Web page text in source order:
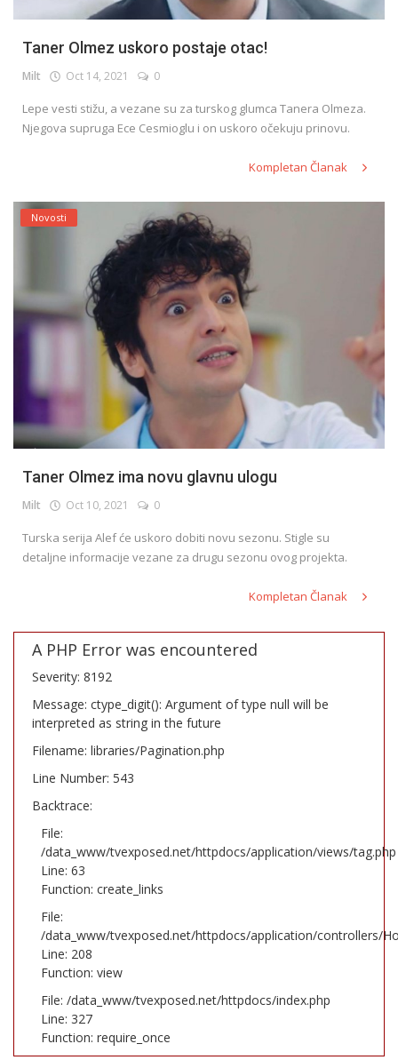
Taner Olmez uskoro postaje otac!
Milt Oct 14, 2021 0
Lepe vesti stižu, a vezane su za turskog glumca Tanera Olmeza.
Njegova supruga Ece Cesmioglu i on uskoro očekuju prinovu.
Kompletan Članak
Novosti
Taner Olmez ima novu glavnu ulogu
Milt Oct 10, 2021 0
Turska serija Alef će uskoro dobiti novu sezonu. Stigle su
detaljne informacije vezane za drugu sezonu ovog projekta.
Kompletan Članak
A PHP Error was encountered
Severity: 8192
Message: ctype_digit(): Argument of type null will be
interpreted as string in the future
Filename: libraries/Pagination.php
Line Number: 543
Backtrace:
File:
/data_www/tvexposed.net/httpdocs/application/views/tag.php
Line: 63
Function: create_links
File:
/data_www/tvexposed.net/httpdocs/application/controllers/
Line: 208
Function: view
File: /data_www/tvexposed.net/httpdocs/index.php
Line: 327
Function: require_once